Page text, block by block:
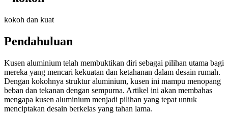
kokoh dan kuat
Pendahuluan
Kusen aluminium telah membuktikan diri sebagai pilihan utama bagi
mereka yang mencari kekuatan dan ketahanan dalam desain rumah.
Dengan kokohnya struktur aluminium, kusen ini mampu menopang
beban dan tekanan dengan sempurna. Artikel ini akan membahas
mengapa kusen aluminium menjadi pilihan yang tepat untuk
menciptakan desain berkelas yang tahan lama.